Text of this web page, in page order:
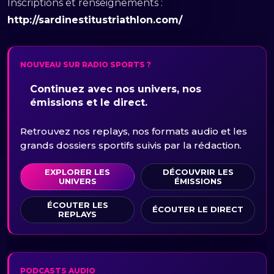
Inscriptions et renseignements :
http://sardinestitustriathlon.com/
NOUVEAU SUR RADIO SPORTS ?
Continuez avec nos univers, nos
émissions et le direct.
Retrouvez nos replays, nos formats audio et les
grands dossiers sportifs suivis par la rédaction.
EXPLORER LES
UNIVERS
DÉCOUVRIR LES
ÉMISSIONS
ÉCOUTER LES
REPLAYS
ÉCOUTER LE DIRECT
PODCASTS AUDIO